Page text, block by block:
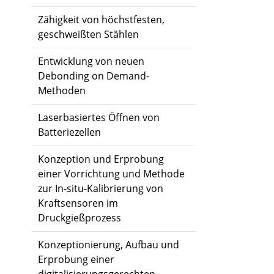
Zähigkeit von höchstfesten,
geschweißten Stählen
Entwicklung von neuen
Debonding on Demand-
Methoden
Laserbasiertes Öffnen von
Batteriezellen
Konzeption und Erprobung
einer Vorrichtung und Methode
zur In-situ-Kalibrierung von
Kraftsensoren im
Druckgießprozess
Konzeptionierung, Aufbau und
Erprobung einer